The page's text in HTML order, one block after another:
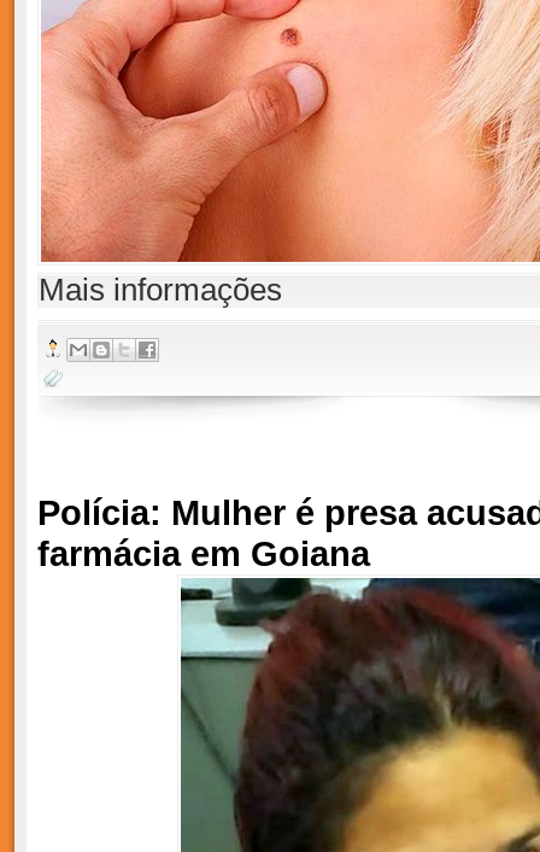
Mais informações
Polícia: Mulher é presa
farmácia em Goiana